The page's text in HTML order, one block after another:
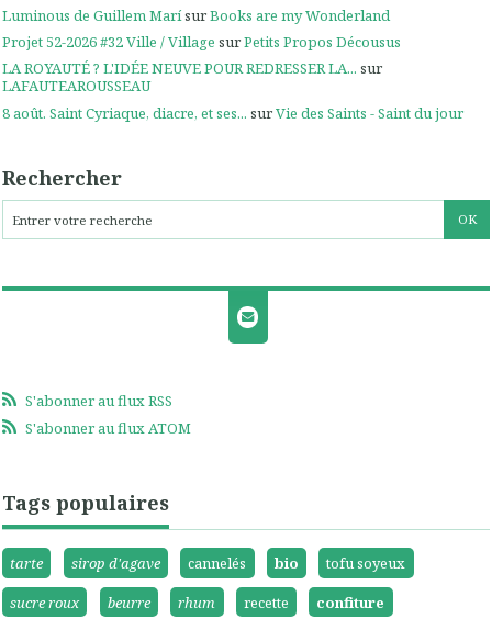
Luminous de Guillem MarísurBooks are my Wonderland
Projet 52-2026 #32 Ville / Village surPetits Propos Décousus
LA ROYAUTÉ ? L'IDÉE NEUVE POUR REDRESSER LA... sur
LAFAUTEAROUSSEAU
8 août. Saint Cyriaque, diacre, et ses... surVie des Saints - Saint du jour
Rechercher
S'abonner au flux RSS
S'abonner au flux ATOM
Tags populaires
tarte sirop d'agave cannelés bio
tofu soyeux
sucre roux
beurre rhum recette confiture